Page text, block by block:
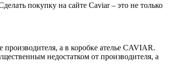
покупку на сайте Caviar – это не только
а в коробке ателье CAVIAR.
недостатком от производителя, а